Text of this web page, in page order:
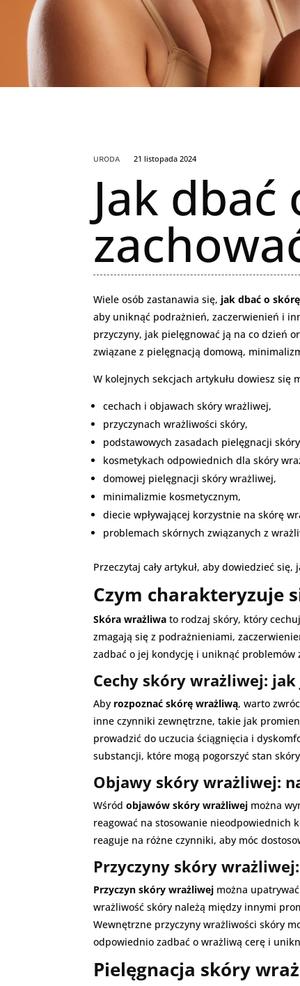
URODA 21 listopada 2024
Jak
Wiele osób zastanawia się, jak dbać o
aby uniknąć podrażnień, zaczerwienień i
przyczyny, jak pielęgnować ją na co dzień
związane z pielęgnacją domową,
W kolejnych sekcjach artykułu dowiesz się
cechach i objawach skóry wrażliwej,
przyczynach wrażliwości skóry,
podstawowych zasadach pielęgnacji
kosmetykach odpowiednich dla skóry
domowej pielęgnacji skóry wrażliwej,
minimalizmie kosmetycznym,
diecie wpływającej korzystnie na skórę
problemach skórnych związanych z
Przeczytaj cały artykuł, aby dowiedzieć
Czym charakteryzuje
Skóra wrażliwa to rodzaj skóry, który
zmagają się z podrażnieniami,
zadbać o jej kondycję i uniknąć problemów
Cechy skóry wrażliwej: jak
Aby rozpoznać skórę wrażliwą, warto
inne czynniki zewnętrzne, takie jak
prowadzić do uczucia ściągnięcia i
substancji, które mogą pogorszyć stan
Objawy skóry wrażliwej:
Wśródobjawów skóry wrażliwej można
reagować na stosowanie nieodpowiednich
reaguje na różne czynniki, aby móc
Przyczyny skóry
Przyczyn skóry wrażliwej można
wrażliwość skóry należą między innymi
Wewnętrzne przyczyny wrażliwości skóry
odpowiednio zadbać o wrażliwą cerę i
Pielęgnacja skóry